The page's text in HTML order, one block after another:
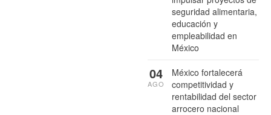
seguridad alimentaria,
educación y
empleabilidad en
México
México fortalecerá
competitividad y
rentabilidad del sector
arrocero nacional
04
AGO